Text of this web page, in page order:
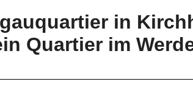
in
Quartier im